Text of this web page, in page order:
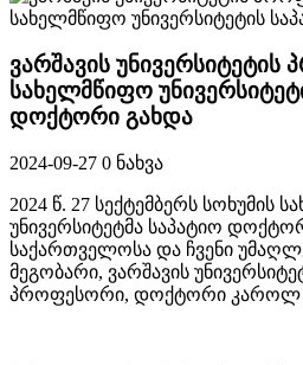
ვარშავის
სახელმწიფო
დოქტორი გახდა
2024-09-27 0 ნახვა
2024 წ. 27 სექტემბერს სოხუმის
უნივერსიტეტმა საპატიო
საქართველოსა და ჩვენი
მეგობარი, ვარშავის
პროფესორი, დოქტორი კაროლ